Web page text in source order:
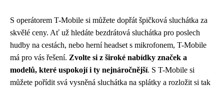
S operátorem T-Mobile si můžete dopřát špičková sluchátka za
skvělé ceny. Ať už hledáte bezdrátová sluchátka pro poslech
hudby na cestách, nebo herní headset s mikrofonem, T-Mobile
má pro vás řešení. Zvolte si z široké nabídky značek a
modelů, které uspokojí i ty nejnáročnější. S T-Mobile si
můžete pořídit svá vysněná sluchátka na splátky a rozložit si tak